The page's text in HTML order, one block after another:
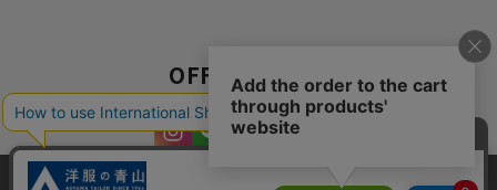
OFFICIAL SNS